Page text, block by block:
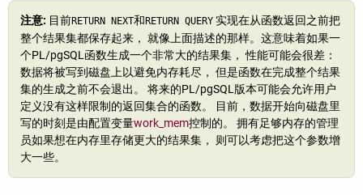
注意: 目前RETURN NEXT和RETURN QUERY 实现在从函数返回之前把
整个结果集都保存起来， 就像上面描述的那样。这意味着如果一
个PL/pgSQL函数生成一个非常大的结果集， 性能可能会很差：
数据将被写到磁盘上以避免内存耗尽， 但是函数在完成整个结果
集的生成之前不会退出。 将来的PL/pgSQL版本可能会允许用户
定义没有这样限制的返回集合的函数。 目前，数据开始向磁盘里
写的时刻是由配置变量work_mem控制的。 拥有足够内存的管理
员如果想在内存里存储更大的结果集， 则可以考虑把这个参数增
大一些。